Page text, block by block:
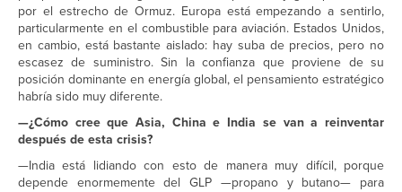
por el estrecho de Ormuz. Europa está empezando a sentirlo,
particularmente en el combustible para aviación. Estados Unidos,
en cambio, está bastante aislado: hay suba de precios, pero no
escasez de suministro. Sin la confianza que proviene de su
posición dominante en energía global, el pensamiento estratégico
habría sido muy diferente.
—¿Cómo cree que Asia, China e India se van a reinventar
después de esta crisis?
—India está lidiando con esto de manera muy difícil, porque
depende enormemente del GLP —propano y butano— para